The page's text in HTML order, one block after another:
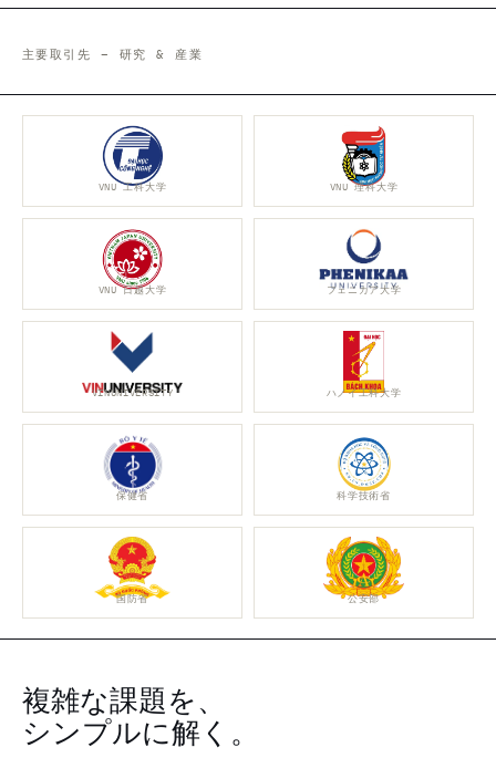
主要取引先 – 研究 & 産業
VNU 工科大学 VNU 理科大学
VNU 日越大学 フェニカア大学
VINUNIVERSITY ハノイ工科大学
保健省 科学技術省
国防省 公安部
複雑な課題を、
シンプルに解く。